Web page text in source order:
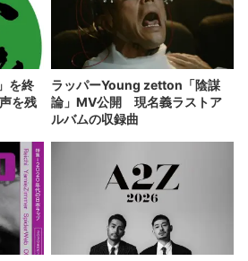
を終
を残
ラッパーYoung zetton「陰謀
論」MV公開 現名義ラストア
ルバムの収録曲